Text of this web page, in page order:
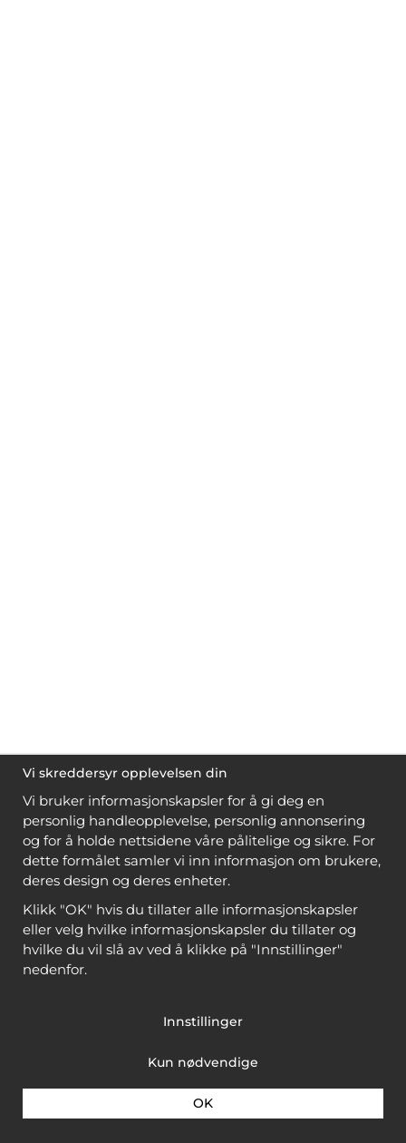
Vi skreddersyr opplevelsen din
Vi bruker informasjonskapsler for å gi deg en
personlig handleopplevelse, personlig annonsering
og for å holde nettsidene våre pålitelige og sikre. For
dette formålet samler vi inn informasjon om brukere,
deres design og deres enheter.
Klikk "OK" hvis du tillater alle informasjonskapsler
eller velg hvilke informasjonskapsler du tillater og
hvilke du vil slå av ved å klikke på "Innstillinger"
nedenfor.
Innstillinger
Kun nødvendige
OK